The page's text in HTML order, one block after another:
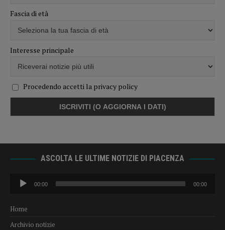
Fascia di età
Interesse principale
Procedendo accetti la privacy policy
ASCOLTA LE ULTIME NOTIZIE DI PIACENZA
Audio
Player
00:00 00:00
Home
Archivio notizie